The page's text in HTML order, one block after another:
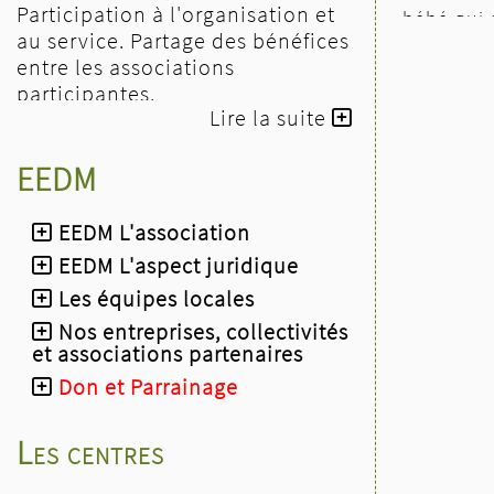
Participation à l'organisation et
au service. Partage des bénéfices
entre les associations
participantes.
- le dimanche 27 septembre:
l'association "Fleurs et Fruits
Dorlisheim", à partir de 10h à
l'Espace Pluriel de Dorlisheim.
- 10 et 11 octobre 2026 l'après-
midi: stand EEDM au Messti à
l’Espace W de Weyersheim
- le dimanche 11 octobre 2026 à
17 h: concert KLEZMER par le
groupe PASSAGE KLEZMER à
(musique traditionnelle
ancienne de source slave et
Lire la suite
EEDM
EEDM L'association
EEDM L'aspect juridique
Les équipes locales
Nos entreprises, collectivités
et associations partenaires
Don et Parrainage
Les centres
bébé qui